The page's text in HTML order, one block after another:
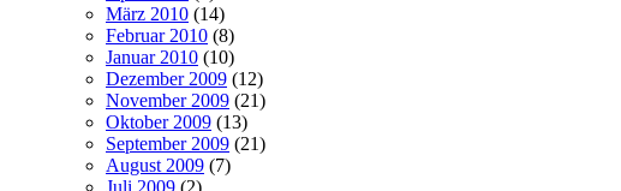
März 2010 (14)
Februar 2010 (8)
Januar 2010 (10)
Dezember 2009 (12)
November 2009 (21)
Oktober 2009 (13)
September 2009 (21)
August 2009 (7)
Juli 2009 (2)